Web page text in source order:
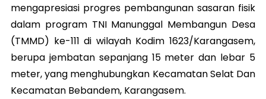
mengapresiasi progres pembangunan sasaran fisik
dalam program TNI Manunggal Membangun Desa
(TMMD) ke-111 di wilayah Kodim 1623/Karangasem,
berupa jembatan sepanjang 15 meter dan lebar 5
meter, yang menghubungkan Kecamatan Selat Dan
Kecamatan Bebandem, Karangasem.